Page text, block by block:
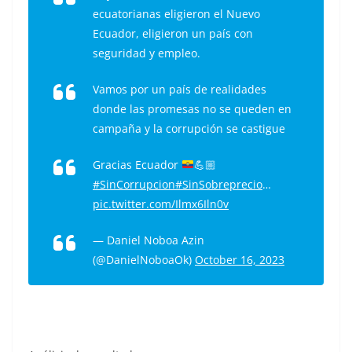
ecuatorianas eligieron el Nuevo
Ecuador, eligieron un país con
seguridad y empleo.
Vamos por un país de realidades
donde las promesas no se queden en
campaña y la corrupción se castigue
Gracias Ecuador
💪🏼
#SinCorrupcion#SinSobreprecio…
pic.twitter.com/Ilmx6Iln0v
— Daniel Noboa Azin
(@DanielNoboaOk) October 16, 2023